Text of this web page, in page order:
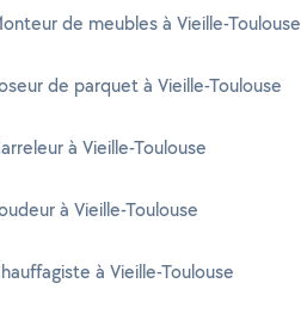
de meubles à Vieille-Toulouse
de parquet à Vieille-Toulouse
à Vieille-Toulouse
à Vieille-Toulouse
à Vieille-Toulouse